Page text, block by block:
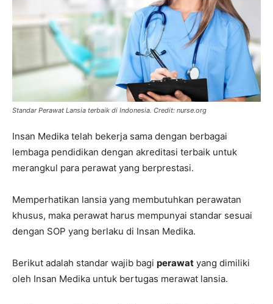
Standar Perawat Lansia terbaik di Indonesia. Credit: nurse.org
Insan Medika telah bekerja sama dengan berbagai
lembaga pendidikan dengan akreditasi terbaik untuk
merangkul para perawat yang berprestasi.
Memperhatikan lansia yang membutuhkan perawatan
khusus, maka perawat harus mempunyai standar sesuai
dengan SOP yang berlaku di Insan Medika.
Berikut adalah standar wajib bagi perawat yang dimiliki
oleh Insan Medika untuk bertugas merawat lansia.